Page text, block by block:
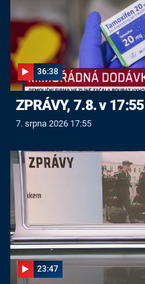
36:38
ZPRÁVY, 7.8. v 17:55
7. srpna 2026 17:55
23:47